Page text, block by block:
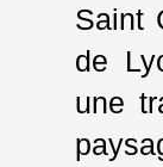
Saint
de
une